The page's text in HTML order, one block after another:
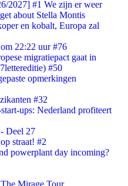
2027] #1 We zijn er weer
about Stella Montis
en kobalt, Europa zal
22:22 uur #76
migratiepact gaat in
#50
opmerkingen
#32
ups: Nederland profiteert
Deel 27
straat! #2
powerplant day incoming?
Mirage Tour